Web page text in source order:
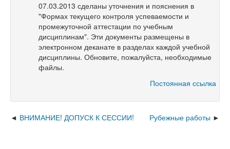
07.03.2013 сделаны уточнения и пояснения в
"Формах текущего контроля успеваемости и
промежуточной аттестации по учебным
дисциплинам". Эти документы размещены в
электронном деканате в разделах каждой учебной
дисциплины. Обновите, пожалуйста, необходимые
файлы.
Постоянная ссылка
ВНИМАНИЕ! ДОПУСК К СЕССИИ! Рубежные работы